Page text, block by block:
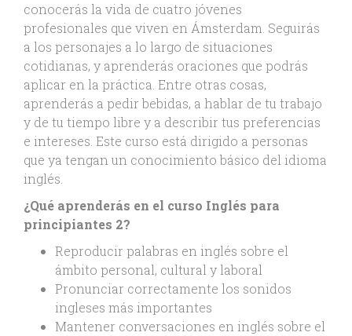
conocerás la vida de cuatro jóvenes
profesionales que viven en Ámsterdam. Seguirás
a los personajes a lo largo de situaciones
cotidianas, y aprenderás oraciones que podrás
aplicar en la práctica. Entre otras cosas,
aprenderás a pedir bebidas, a hablar de tu trabajo
y de tu tiempo libre y a describir tus preferencias
e intereses. Este curso está dirigido a personas
que ya tengan un conocimiento básico del idioma
inglés.
¿Qué aprenderás en el curso Inglés para
principiantes 2?
Reproducir palabras en inglés sobre el
ámbito personal, cultural y laboral
Pronunciar correctamente los sonidos
ingleses más importantes
Mantener conversaciones en inglés sobre el